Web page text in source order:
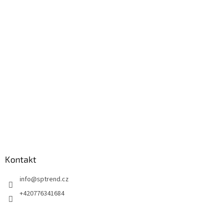
Kontakt
info@sptrend.cz
+420776341684